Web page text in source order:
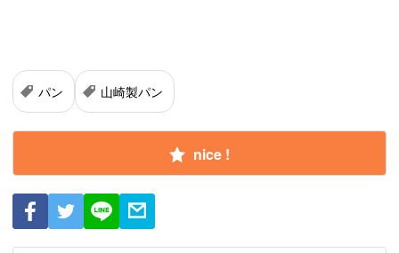
パン 山崎製パン
nice !